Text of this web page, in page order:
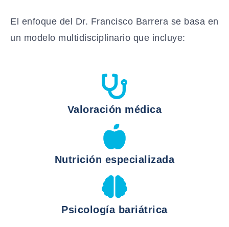
El enfoque del Dr. Francisco Barrera se basa en
un modelo multidisciplinario que incluye:
Valoración médica
Nutrición especializada
Psicología bariátrica